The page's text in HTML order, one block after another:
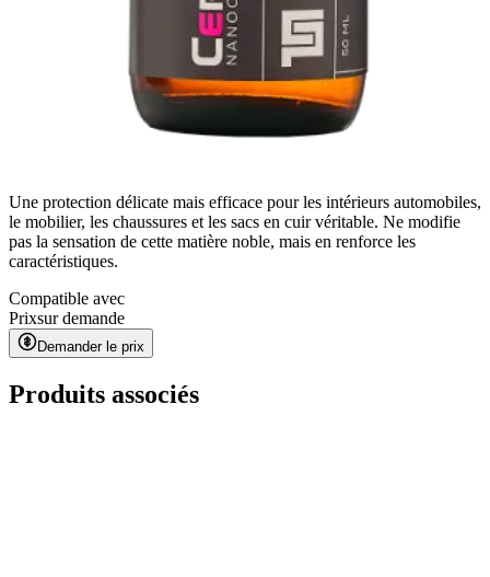
Une protection délicate mais efficace pour les intérieurs automobiles,
le mobilier, les chaussures et les sacs en cuir véritable. Ne modifie
pas la sensation de cette matière noble, mais en renforce les
caractéristiques.
Compatible avec
Prixsur demande
Demander le prix
Produits associés